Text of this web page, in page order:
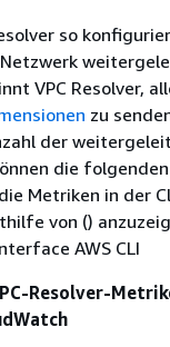
so
VPC Resolver,
zu
der
die
Metriken in der
von ()
AWS CLI
Resolver-